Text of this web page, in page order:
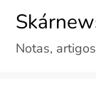
content
Notas,